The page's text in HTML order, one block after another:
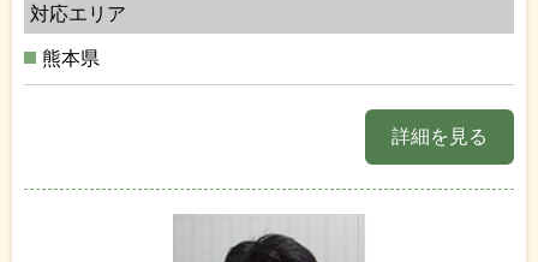
対応エリア
熊本県
詳細を見る